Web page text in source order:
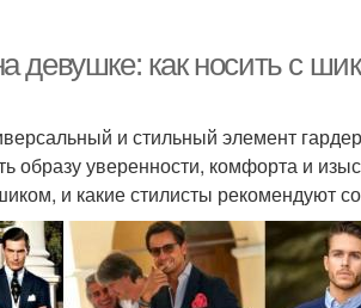
девушке: как носить с
и стильный элемент
уверенности, комфорта и
и какие стилисты рекомендуют